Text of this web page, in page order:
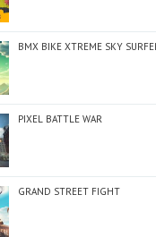
BMX BIKE XTREME SKY
PIXEL BATTLE WAR
GRAND STREET FIGHT